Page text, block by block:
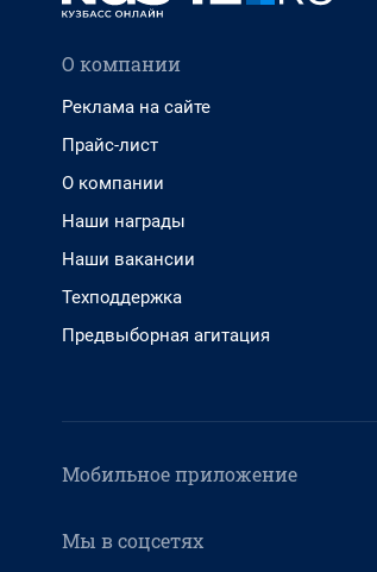
О компании
Реклама на сайте
Прайс-лист
О компании
Наши награды
Наши вакансии
Техподдержка
Предвыборная агитация
Мобильное приложение
Мы в соцсетях